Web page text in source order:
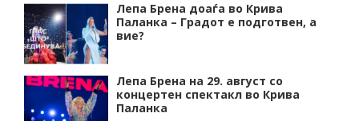
Лепа Брена доаѓа во Крива
Паланка – Градот е подготвен, а
вие?
Лепа Брена на 29. август со
концертен спектакл во Крива
Паланка